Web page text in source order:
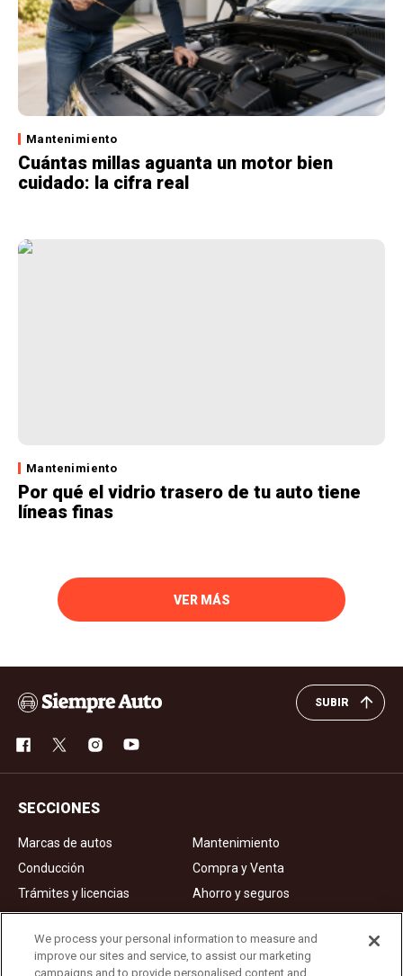
Mantenimiento
Cuántas millas aguanta un motor bien
cuidado: la cifra real
Mantenimiento
Por qué el vidrio trasero de tu auto tiene
líneas finas
VER MÁS
SUBIR
SECCIONES
Marcas de autos
Mantenimiento
Conducción
Compra y Venta
Trámites y licencias
Ahorro y seguros
Noticias
Videos de autos
We process your personal information to measure and
improve our sites and service, to assist our marketing
campaigns and to provide personalised content and